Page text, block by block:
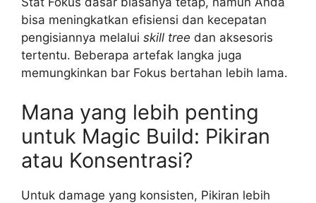
bisa meningkatkan efisiensi dan kecepatan
pengisiannya melalui skill tree dan aksesoris
tertentu. Beberapa artefak langka juga
memungkinkan bar Fokus bertahan lebih lama.
Mana yang lebih penting
untuk Magic Build: Pikiran
atau Konsentrasi?
Untuk damage yang konsisten, Pikiran lebih